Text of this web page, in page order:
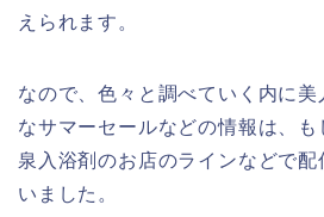
えられます。
なので、色々と調べていく内に
なサマーセールなどの情報は、
泉入浴剤のお店のラインなどで
いました。